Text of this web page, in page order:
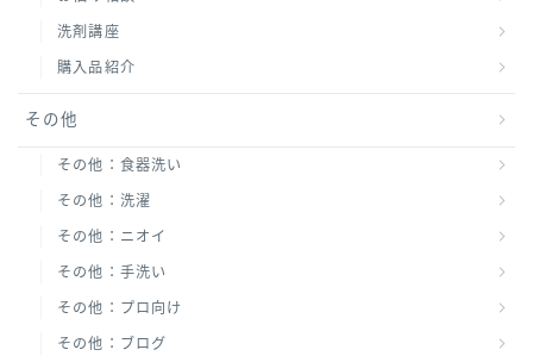
洗剤講座
購入品紹介
その他
その他：食器洗い
その他：洗濯
その他：ニオイ
その他：手洗い
その他：プロ向け
その他：ブログ